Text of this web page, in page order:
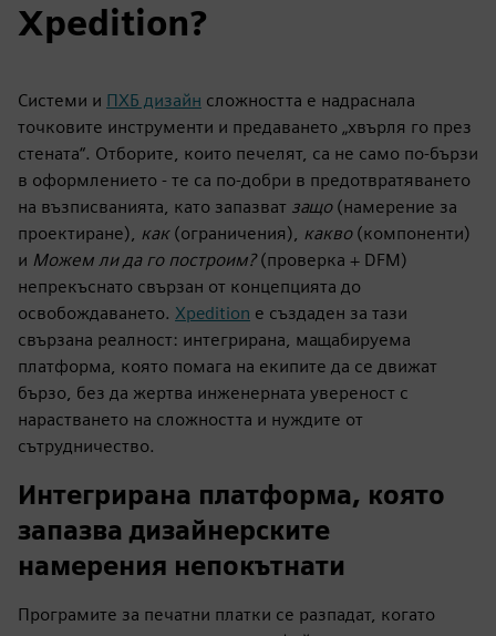
Xpedition?
Системи и ПХБ дизайн сложността е надраснала
точковите инструменти и предаването „хвърля го през
стената“. Отборите, които печелят, са не само по-бързи
в оформлението - те са по-добри в предотвратяването
на възписванията, като запазват защо(намерение за
проектиране), как(ограничения), какво(компоненти)
и Можем ли да го построим?(проверка + DFM)
непрекъснато свързан от концепцията до
освобождаването. Xpedition е създаден за тази
свързана реалност: интегрирана, мащабируема
платформа, която помага на екипите да се движат
бързо, без да жертва инженерната увереност с
нарастването на сложността и нуждите от
сътрудничество.
Интегрирана платформа, която
запазва дизайнерските
намерения непокътнати
Програмите за печатни платки се разпадат, когато